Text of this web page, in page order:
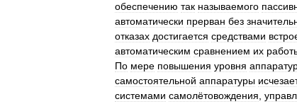
обеспечению так называемого
автоматически прерван без
отказах достигается средствами
автоматическим сравнением их
По мере повышения уровня
самостоятельной аппаратуры исчезает
системами самолётовождения